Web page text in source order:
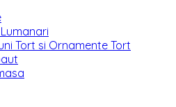
Tort si Ornamente Tort